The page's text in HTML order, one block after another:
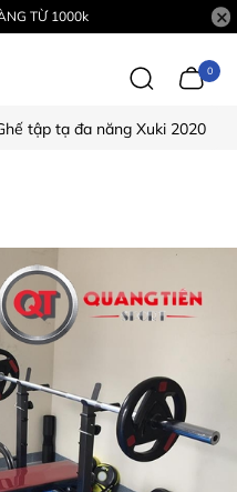
TỪ 1000k
0
tập tạ đa năng Xuki 2020